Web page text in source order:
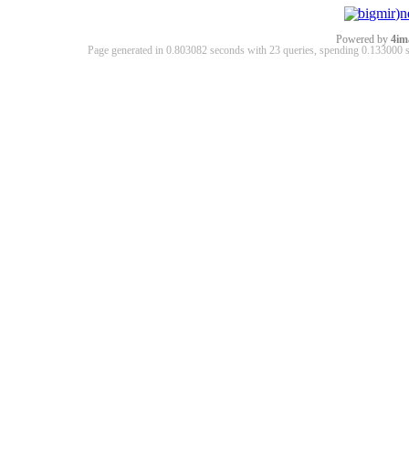
Powered by
Page generated in 0.803082 seconds with 23 queries, spending